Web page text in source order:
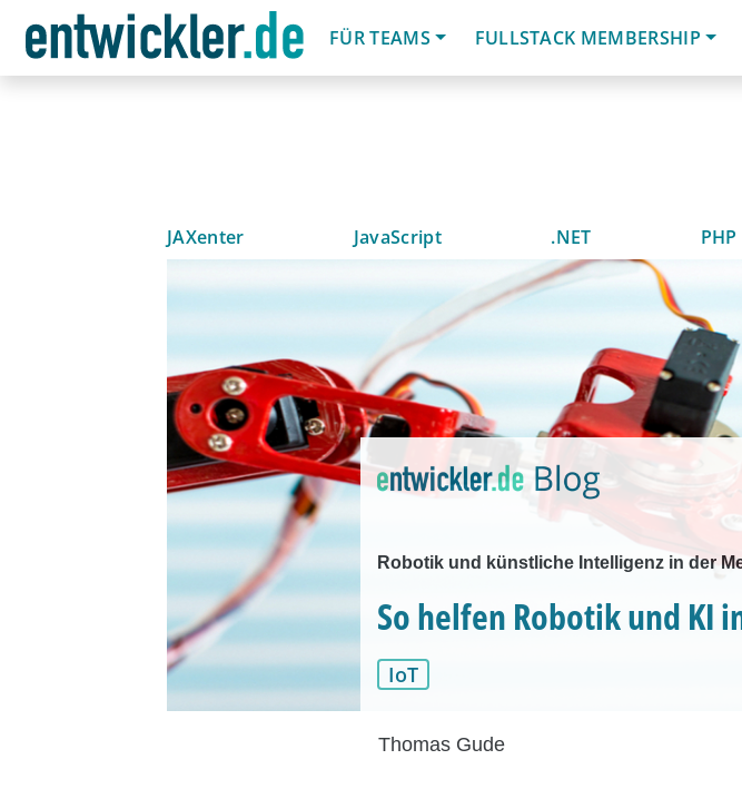
FÜR TEAMS
FULLSTACK MEMBERSHIP
JAXenter JavaScript .NET PHP
Robotik und künstliche Intelligenz in der
So helfen Robotik und KI
IoT
Thomas Gude